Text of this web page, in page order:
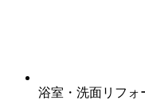
浴室・洗面リフォ